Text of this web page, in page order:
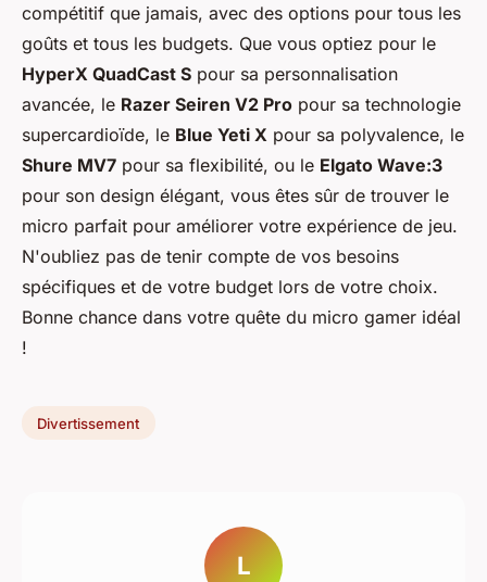
compétitif que jamais, avec des options pour tous les
goûts et tous les budgets. Que vous optiez pour le
HyperX QuadCast S pour sa personnalisation
avancée, le Razer Seiren V2 Pro pour sa technologie
supercardioïde, le Blue Yeti X pour sa polyvalence, le
Shure MV7 pour sa flexibilité, ou le Elgato Wave:3
pour son design élégant, vous êtes sûr de trouver le
micro parfait pour améliorer votre expérience de jeu.
N'oubliez pas de tenir compte de vos besoins
spécifiques et de votre budget lors de votre choix.
Bonne chance dans votre quête du micro gamer idéal
!
Divertissement
L